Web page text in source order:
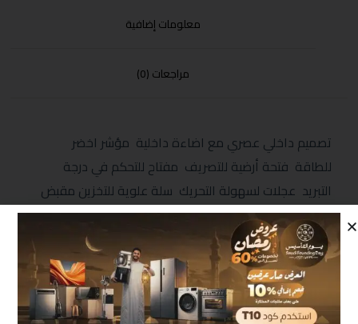
معلومات إضافية
مراجعات (0)
تصميم داخلي عصري مع اضاءة داخلية مؤشر اخضر
للطاقة فتحة أرضية للتصريف مفتاح للتحكم في درجة
التبريد عجلات لسهولة التحريك سلة علوية للتخزين مقبض
يدوي مع قفل ضد عبث الأطفال فريون صديق البيئة الابعاد
(MM) 850*820*555